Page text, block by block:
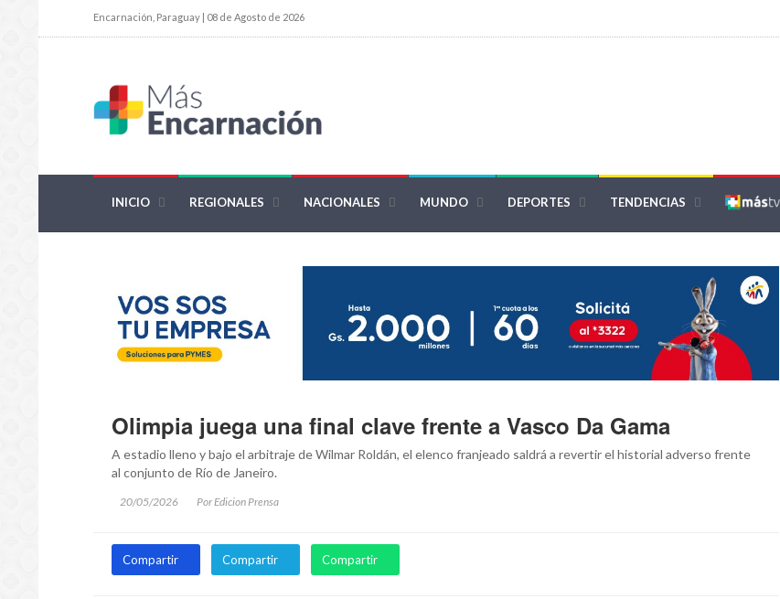
Encarnación, Paraguay | 08 de Agosto de 2026
INICIO REGIONALES NACIONALES MUNDO DEPORTES TENDENCIAS
Olimpia juega una final clave frente a Vasco Da Gama
A estadio lleno y bajo el arbitraje de Wilmar Roldán, el elenco franjeado saldrá a revertir el historial adverso frente
al conjunto de Río de Janeiro.
20/05/2026 Por Edicion Prensa
Compartir Compartir Compartir